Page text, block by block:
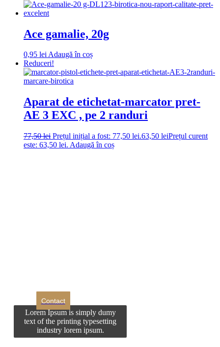
Ace gamalie, 20g
0,95 leiAdaugă în coș
Reduceri!
Aparat de etichetat-marcator pret-
AE 3 EXC , pe 2 randuri
77,50lei Prețul inițial a fost: 77,50 lei.63,50 leiPrețul curent
este: 63,50 lei. Adaugă în coș
Contact
Lorem Ipsum is simply dumy
text of the printing typesetting
industry lorem ipsum.